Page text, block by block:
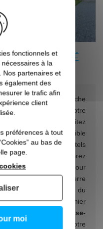
SA FACILITÉ
d’apporter une touche
et au design de votre
que vous souhaitez
Il est bien sûr possible
plus traditionnels tels
Enfin, si vous préférez
également optez pour
en lieu et place du verre
ici réside en l’opacité du
indiscrets. Dernier
verre constitue un
brise-
profiter de votre
fonctionnels et
nécessaires à la
Nos partenaires et
également des
le trafic afin
client
préférences à tout
au bas de
page.
moi